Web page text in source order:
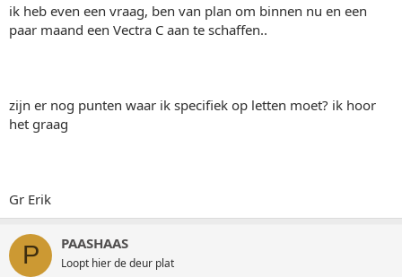
ik heb even een vraag, ben van plan om binnen nu en een
paar maand een Vectra C aan te schaffen..
zijn er nog punten waar ik specifiek op letten moet? ik hoor
het graag
Gr Erik
P PAASHAAS
Loopt hier de deur plat